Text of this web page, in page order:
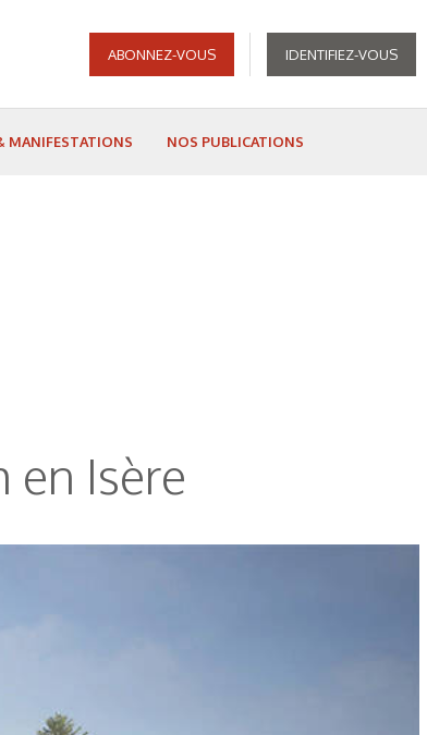
ABONNEZ-VOUS IDENTIFIEZ-VOUS
MANIFESTATIONS NOS PUBLICATIONS
en Isère